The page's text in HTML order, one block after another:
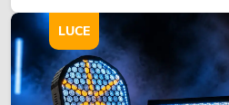
LUCE